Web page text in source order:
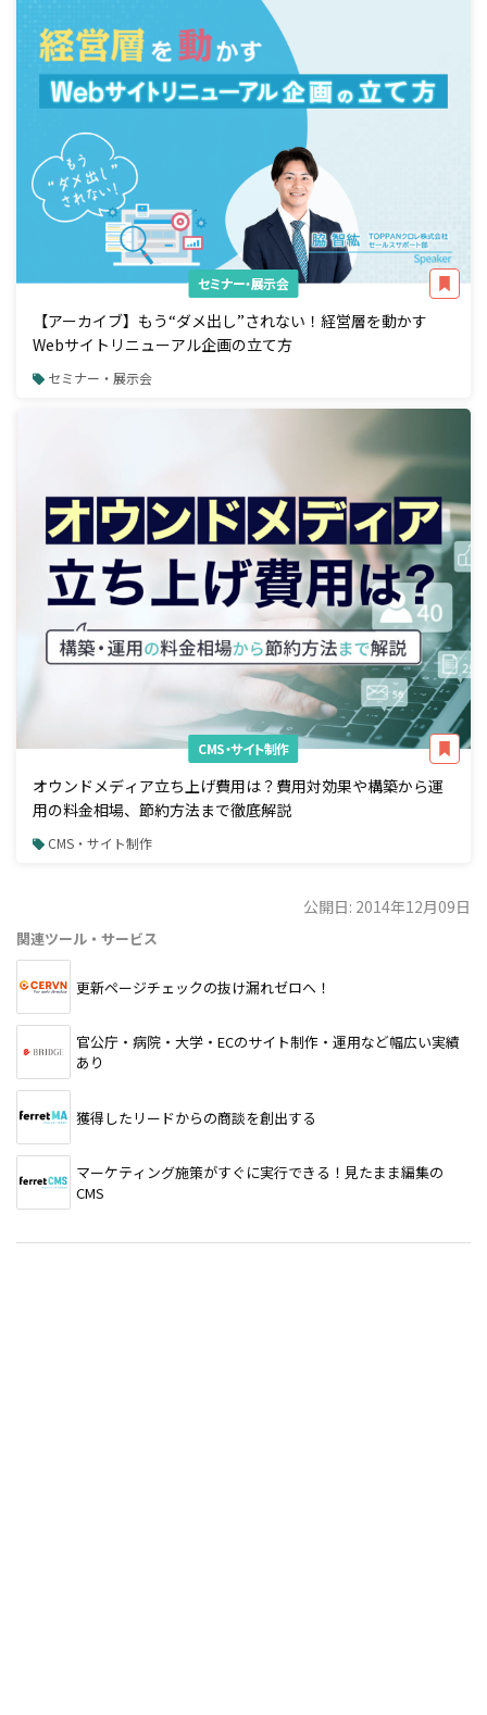
セミナー・展示会
【アーカイブ】もう“ダメ出し”されない！経営層を動かす
Webサイトリニューアル企画の立て方
セミナー・展示会
CMS・サイト制作
オウンドメディア立ち上げ費用は？費用対効果や構築から運
用の料金相場、節約方法まで徹底解説
CMS・サイト制作
公開日: 2014年12月09日
関連ツール・サービス
更新ページチェックの抜け漏れゼロへ！
官公庁・病院・大学・ECのサイト制作・運用など幅広い実績
あり
獲得したリードからの商談を創出する
マーケティング施策がすぐに実行できる！見たまま編集の
CMS